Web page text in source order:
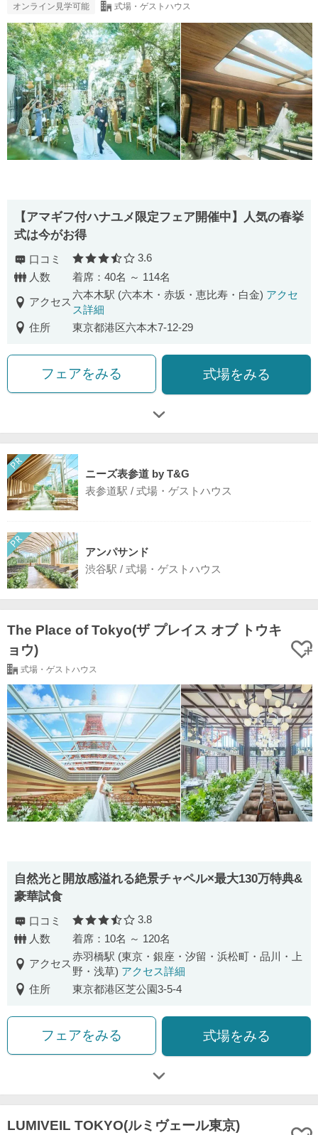
オンライン見学可能 式場・ゲストハウス
【アマギフ付ハナユメ限定フェア開催中】人気の春挙
式は今がお得
口コミ 口コミ評価
3.6
人数
着席：40名 ～ 114名
アクセス
六本木駅 (六本木・赤坂・恵比寿・白金) アクセ
ス詳細
住所
東京都港区六本木7-12-29
フェアをみる 式場をみる
ニーズ表参道 by T&G
表参道駅 / 式場・ゲストハウス
アンパサンド
渋谷駅 / 式場・ゲストハウス
The Place of Tokyo(ザ プレイス オブ トウキ
ョウ)
式場・ゲストハウス
自然光と開放感溢れる絶景チャペル×最大130万特典&
豪華試食
口コミ 口コミ評価
3.8
人数
着席：10名 ～ 120名
アクセス
赤羽橋駅 (東京・銀座・汐留・浜松町・品川・上
野・浅草) アクセス詳細
住所
東京都港区芝公園3-5-4
フェアをみる 式場をみる
LUMIVEIL TOKYO(ルミヴェール東京)